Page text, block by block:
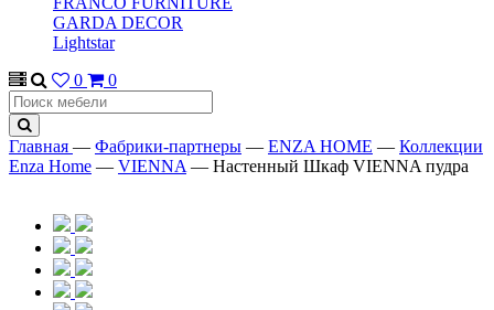
GARDA DECOR
Lightstar
0
0
Главная — Фабрики-партнеры — ENZA HOME — Коллекции
Enza Home — VIENNA — Настенный Шкаф VIENNA пудра